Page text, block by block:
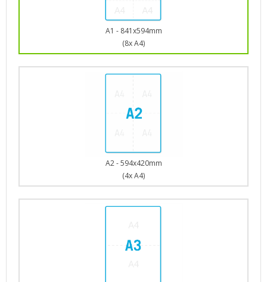
A1 - 841x594mm
(8x A4)
A2 - 594x420mm
(4x A4)